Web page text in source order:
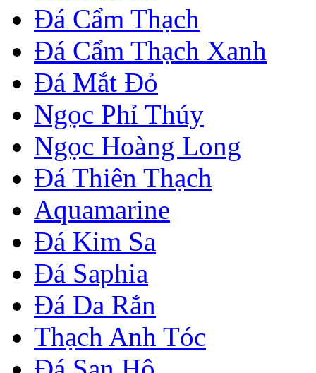
Đá Cẩm Thạch
Đá Cẩm Thạch Xanh
Đá Mắt Đỏ
Ngọc Phỉ Thúy
Ngọc Hoàng Long
Đá Thiên Thạch
Aquamarine
Đá Kim Sa
Đá Saphia
Đá Da Rắn
Thạch Anh Tóc